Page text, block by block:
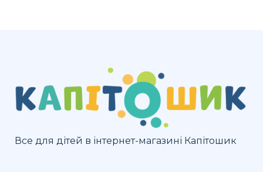
Все для дітей в інтернет-магазині Капітошик